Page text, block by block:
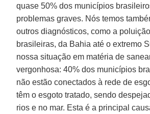
quase 50% dos municípios
problemas graves. Nós temos
outros diagnósticos, como a
brasileiras, da Bahia até o extremo
nossa situação em matéria de
vergonhosa: 40% dos municípios
não estão conectados à rede de
têm o esgoto tratado, sendo
rios e no mar. Esta é a principal